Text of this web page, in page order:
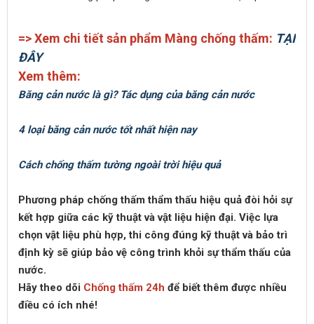
=> Xem chi tiết sản phẩm Màng chống thấm: TẠI
ĐÂY
Xem thêm:
Băng cản nước là gì? Tác dụng của băng cản nước
4 loại băng cản nước tốt nhất hiện nay
Cách chống thấm tường ngoài trời hiệu quả
Phương pháp chống thấm thẩm thấu hiệu quả đòi hỏi sự
kết hợp giữa các kỹ thuật và vật liệu hiện đại. Việc lựa
chọn vật liệu phù hợp, thi công đúng kỹ thuật và bảo trì
định kỳ sẽ giúp bảo vệ công trình khỏi sự thẩm thấu của
nước.
Hãy theo dõi Chống thấm 24h để biết thêm được nhiều
điều có ích nhé!